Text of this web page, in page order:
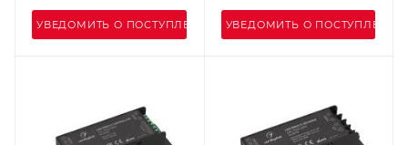
УВЕДОМИТЬ О ПОСТУПЛЕНИИ УВЕДОМИТЬ О ПОСТУПЛЕНИИ